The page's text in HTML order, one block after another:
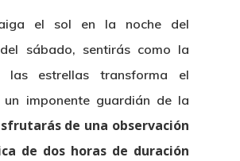
el sol en la noche del
sábado, sentirás como la
las estrellas transforma el
un imponente guardián de la
de una observación
de dos horas de duración
Observaciones
Observaciones A
Calendario